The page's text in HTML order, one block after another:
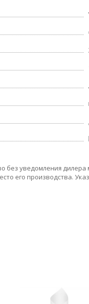
без уведомления дилера
его производства.